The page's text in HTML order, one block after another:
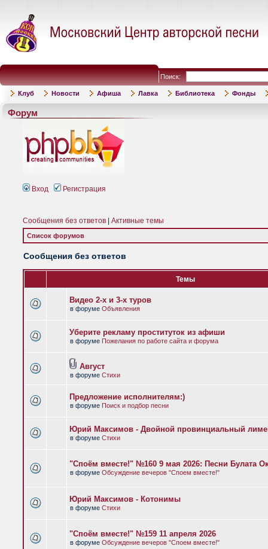
Поиск:
Клуб Новости Афиша Лавка Библиотека Фонды
Форум
Вход Регистрация
Сообщения без ответов Активные темы
Список форумов
Сообщения без ответов
Темы
Видео 2-х и 3-х туров
в форуме Объявления
Уберите рекламу проституток из афиши
в форуме Пожелания по работе сайта и форума
Август
в форуме Стихи
Предложение исполнителям:)
в форуме Поиск и подбор песни
Юрий Максимов - Двойной провинциальный
в форуме Стихи
"Споём вместе!" №160 9 мая 2026: Песни Булата
в форуме Обсуждение вечеров "Споем вместе!"
Юрий Максимов - Котонимы
в форуме Стихи
"Споём вместе!" №159 11 апреля 2026
в форуме Обсуждение вечеров "Споем вместе!"